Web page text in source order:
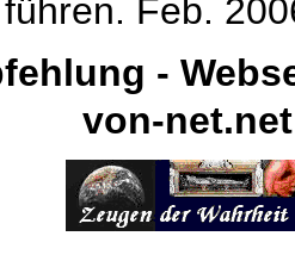
Feb.
-
von-net.net